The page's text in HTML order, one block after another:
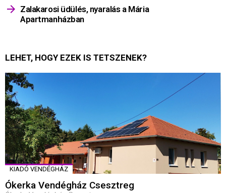
Zalakarosi üdülés, nyaralás a Mária
Apartmanházban
LEHET, HOGY EZEK IS TETSZENEK?
KIADÓ VENDÉGHÁZ
Ókerka Vendégház Csesztreg